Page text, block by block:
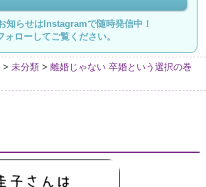
知らせはInstagramで随時発信中！
ォローしてご覧ください。
> 未分類 > 離婚じゃない 卒婚という選択の巻